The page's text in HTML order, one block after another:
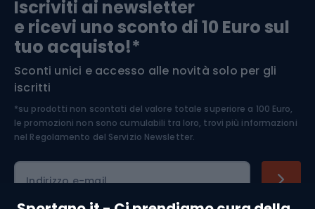
Arrampicata
Medicina dello sport
Abbigliamento ciclistico
Iscriviti ai newsletter
e ricevi uno sconto di 10 Euro sul
tuo acquisto!*
Sconti unici e accesso alle novità solo per gli
iscritti
*su prodotti non scontati del valore totale superiore a 100 Euro,
le promozioni non sono cumulabili tra loro, trovi più informazioni
nel Regolamento del Servizio Newsletter.
Indirizzo e-mail